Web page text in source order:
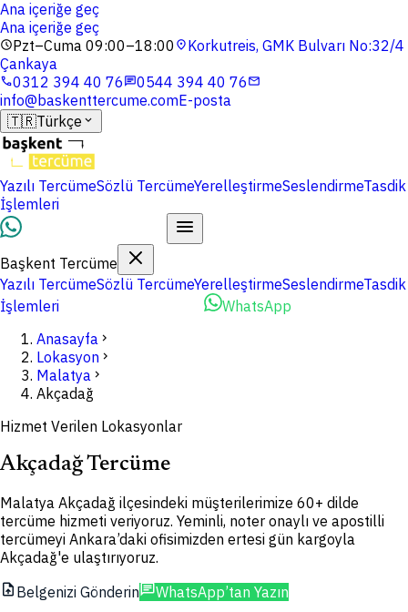
Ana içeriğe geç
Ana içeriğe geç
schedulePzt–Cuma 09:00–18:00 location_onKorkutreis, GMK Bulvarı No:32/4
Çankaya
phone0312 394 40 76chat0544 394 40 76mail
info@baskenttercume.comE-posta
🇹🇷Türkçe expand_more
Yazılı TercümeSözlü TercümeYerelleştirmeSeslendirmeTasdik
İşlemleri
Başkent Tercüme
Yazılı TercümeSözlü TercümeYerelleştirmeSeslendirmeTasdik
İşlemleri
WhatsApp
Anasayfa chevron_right
Lokasyon chevron_right
Malatya chevron_right
Akçadağ
Hizmet Verilen Lokasyonlar
Akçadağ Tercüme
Malatya Akçadağ ilçesindeki müşterilerimize 60+ dilde
tercüme hizmeti veriyoruz. Yeminli, noter onaylı ve apostilli
tercümeyi Ankara’daki ofisimizden ertesi gün kargoyla
Akçadağ'e ulaştırıyoruz.
upload_file Belgenizi GönderinchatWhatsApp’tan Yazın